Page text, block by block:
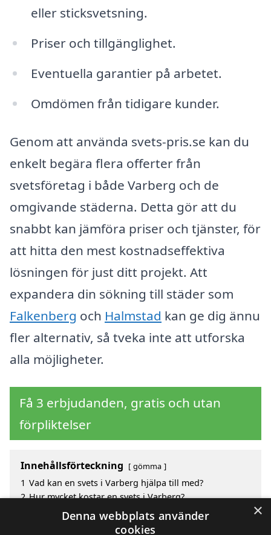
eller sticksvetsning.
Priser och tillgänglighet.
Eventuella garantier på arbetet.
Omdömen från tidigare kunder.
Genom att använda svets-pris.se kan du
enkelt begära flera offerter från
svetsföretag i både Varberg och de
omgivande städerna. Detta gör att du
snabbt kan jämföra priser och tjänster, för
att hitta den mest kostnadseffektiva
lösningen för just ditt projekt. Att
expandera din sökning till städer som
Falkenberg och Halmstad kan ge dig ännu
fler alternativ, så tveka inte att utforska
alla möjligheter.
Få 3 erbjudanden, gratis och utan
förpliktelser
Innehållsförteckning gömma
1 Vad kan en svets i Varberg hjälpa till med?
2 Hur mycket kostar en svets i Varberg?
Fördelar med att välja svets i Varberg
Sök efter en skicklig svets i de omgivande städerna
×
Denna webbplats använder
cookies